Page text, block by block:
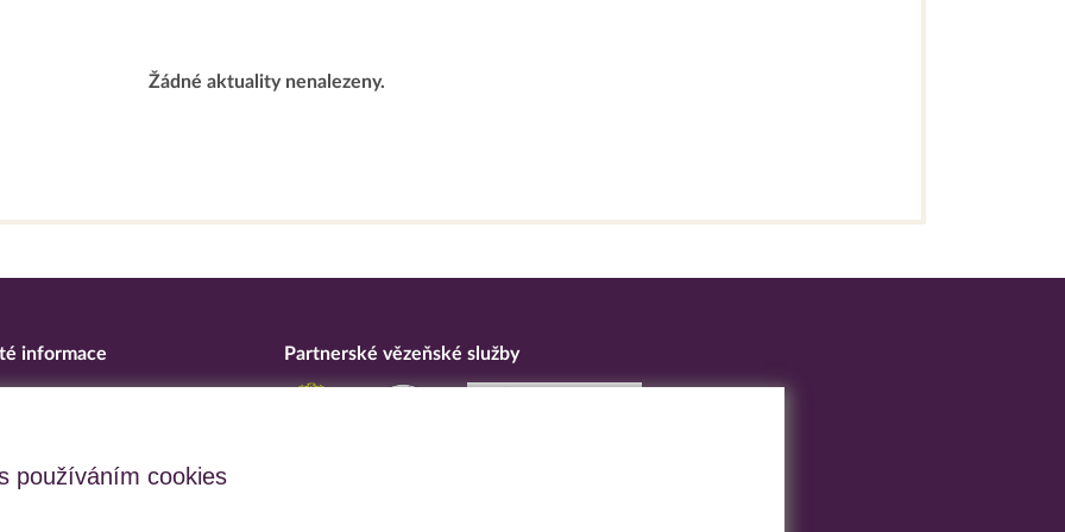
používáním cookies
Žádné aktuality nenalezeny.
informace
opatření
Partnerské vězeňské služby